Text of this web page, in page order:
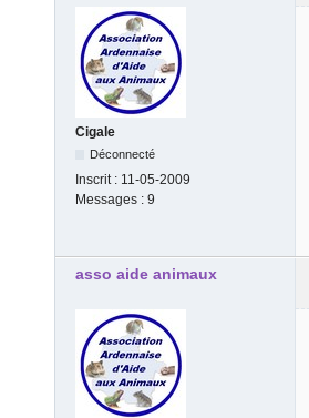
Cigale
Déconnecté
Inscrit : 11-05-2009
Messages : 9
asso aide animaux